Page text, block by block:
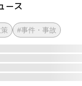
ース
#事件・事故